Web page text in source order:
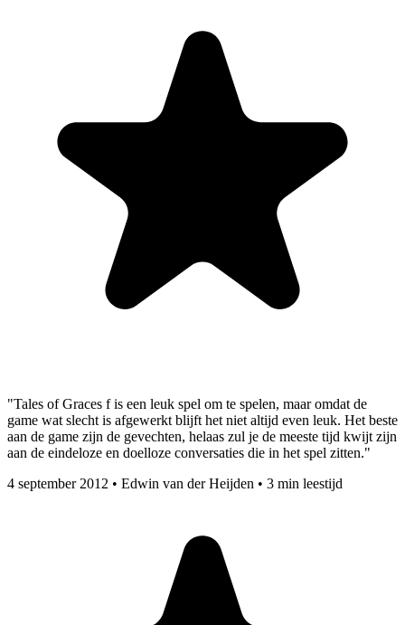
"Tales of Graces f is een leuk spel om te spelen, maar omdat de
game wat slecht is afgewerkt blijft het niet altijd even leuk. Het beste
aan de game zijn de gevechten, helaas zul je de meeste tijd kwijt zijn
aan de eindeloze en doelloze conversaties die in het spel zitten."
4 september 2012 • Edwin van der Heijden • 3 min leestijd